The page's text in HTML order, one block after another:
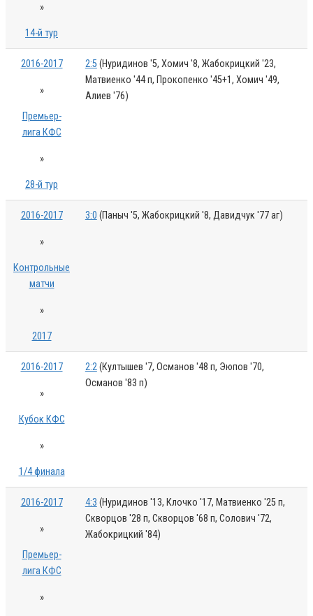
»
14-й тур
2016-2017
»
Премьер-
лига КФС
»
28-й тур
2:5(Нуридинов '5, Хомич '8, Жабокрицкий '23,
Матвиенко '44 п, Прокопенко '45+1, Хомич '49,
Алиев '76)
2016-2017
»
Контрольные
матчи
»
2017
3:0 (Паныч '5, Жабокрицкий '8, Давидчук '77 аг)
2016-2017
»
Кубок КФС
»
1/4 финала
2:2(Култышев '7, Османов '48 п, Эюпов '70,
Османов '83 п)
2016-2017
»
Премьер-
лига КФС
»
4:3 (Нуридинов '13, Клочко '17, Матвиенко '25 п,
Скворцов '28 п, Скворцов '68 п, Солович '72,
Жабокрицкий '84)